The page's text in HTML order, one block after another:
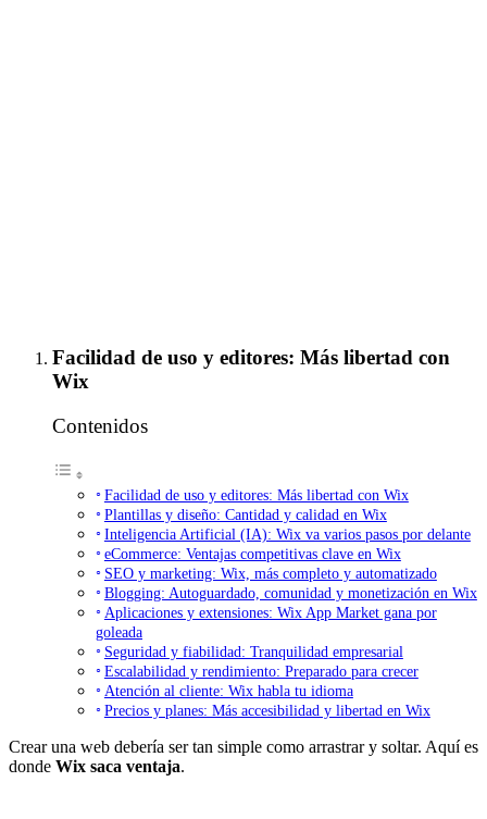
Facilidad de uso y editores: Más libertad con
Wix
Contenidos
Facilidad de uso y editores: Más libertad con Wix
Plantillas y diseño: Cantidad y calidad en Wix
Inteligencia Artificial (IA): Wix va varios pasos por delante
eCommerce: Ventajas competitivas clave en Wix
SEO y marketing: Wix, más completo y automatizado
Blogging: Autoguardado, comunidad y monetización en Wix
Aplicaciones y extensiones: Wix App Market gana por
goleada
Seguridad y fiabilidad: Tranquilidad empresarial
Escalabilidad y rendimiento: Preparado para crecer
Atención al cliente: Wix habla tu idioma
Precios y planes: Más accesibilidad y libertad en Wix
Crear una web debería ser tan simple como arrastrar y soltar. Aquí es
donde Wix saca ventaja.